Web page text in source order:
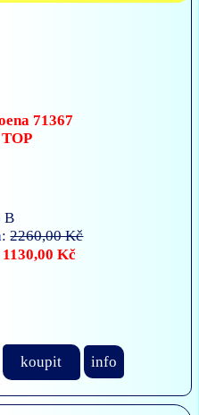
71367
B
2260,00 Kč
1130,00 Kč
koupit info